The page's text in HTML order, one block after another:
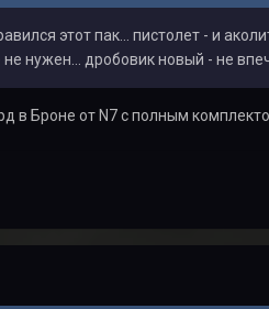
этот пак... пистолет - и
нужен... дробовик новый - не
в Броне от N7 с полным